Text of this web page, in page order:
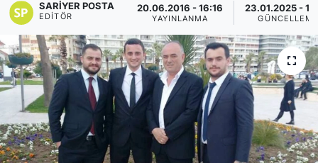
SARIYER POSTA
EDITÖR
20.06.2016 - 16:16
YAYINLANMA
23.01.2025 -
KÖŞE YAZILARI (Arşiv)
KÜLTÜR SANAT
MAGAZİN